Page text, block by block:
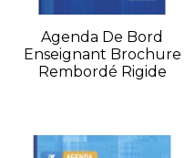
Agenda De Bord
Enseignant Brochure
Rembordé Rigide